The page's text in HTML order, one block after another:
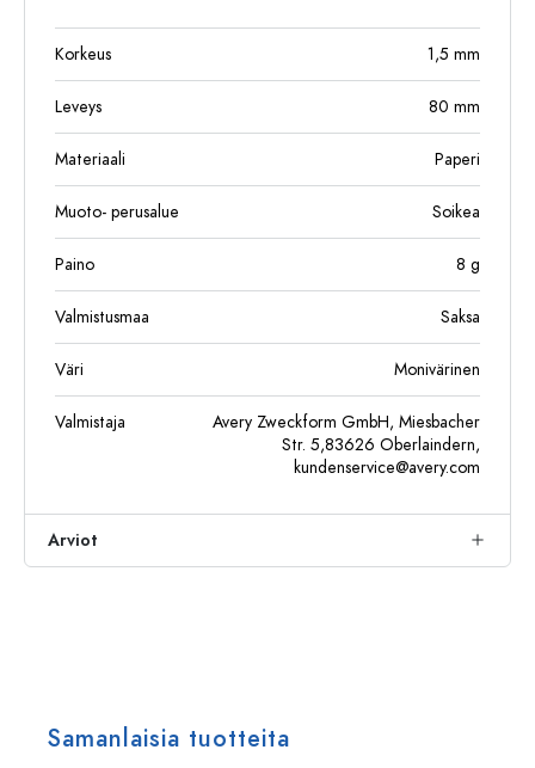
Korkeus 1,5 mm
Leveys 80 mm
Materiaali Paperi
Muoto- perusalue Soikea
Paino 8 g
Valmistusmaa Saksa
Väri Monivärinen
Valmistaja
Avery Zweckform GmbH, Miesbacher
Str. 5,83626 Oberlaindern,
kundenservice@avery.com
Arviot
Samanlaisia tuotteita